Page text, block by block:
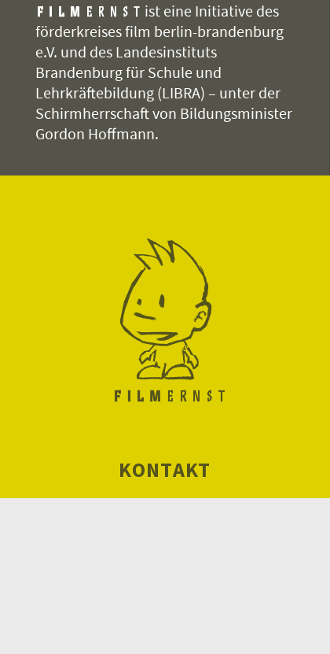
ist eine Initiative des
förderkreises film berlin-brandenburg
e.V. und des Landesinstituts
Brandenburg für Schule und
Lehrkräftebildung (LIBRA) – unter der
Schirmherrschaft von Bildungsminister
Gordon Hoffmann.
KONTAKT